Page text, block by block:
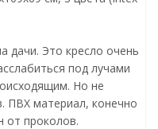
дачи. Это кресло очень
под лучами
Но не
ПВХ материал, конечно
от проколов.